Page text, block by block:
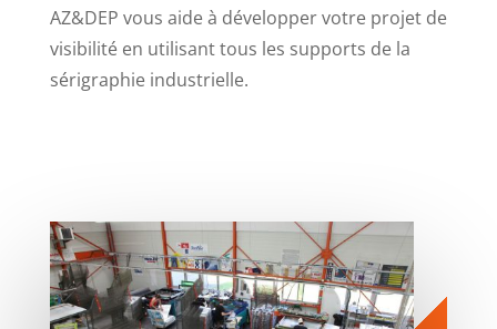
AZ&DEP vous aide à développer votre projet de
visibilité en utilisant tous les supports de la
sérigraphie industrielle.